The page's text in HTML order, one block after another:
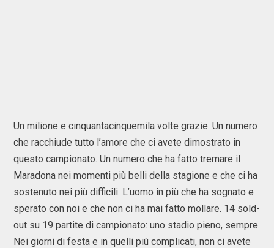
Un milione e cinquantacinquemila volte grazie. Un numero
che racchiude tutto l’amore che ci avete dimostrato in
questo campionato. Un numero che ha fatto tremare il
Maradona nei momenti più belli della stagione e che ci ha
sostenuto nei più difficili. L’uomo in più che ha sognato e
sperato con noi e che non ci ha mai fatto mollare. 14 sold-
out su 19 partite di campionato: uno stadio pieno, sempre.
Nei giorni di festa e in quelli più complicati, non ci avete